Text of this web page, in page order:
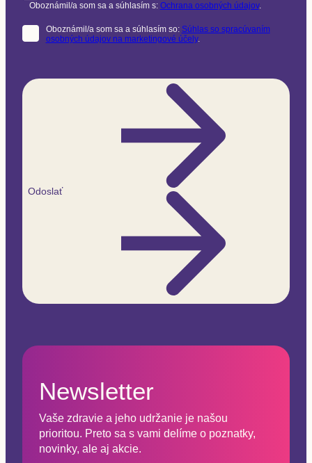
Oboznámil/a som sa a súhlasím s: Ochrana osobných údajov.
Oboznámil/a som sa a súhlasím so: Súhlas so spracúvaním
osobných údajov na marketingové účely.
Odoslať
Newsletter
Vaše zdravie a jeho udržanie je našou
prioritou. Preto sa s vami delíme o poznatky,
novinky, ale aj akcie.